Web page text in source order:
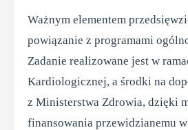
Ważnym elementem
powiązanie z programami
Zadanie realizowane jest w
Kardiologicznej, a środki na
z Ministerstwa Zdrowia, dzięki
finansowania przewidzianemu